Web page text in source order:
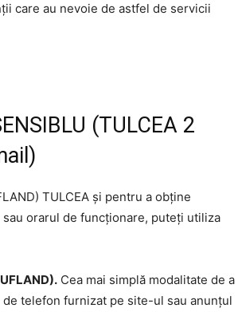
care au nevoie de astfel de servicii
(TULCEA 2
TULCEA și pentru a obține
orarul de funcționare, puteți utiliza
Cea mai simplă modalitate de a
telefon furnizat pe site-ul sau anunțul